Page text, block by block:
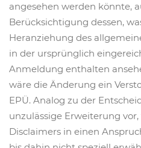
angesehen werden könnte,
Berücksichtigung dessen,
Heranziehung des
in der ursprünglich
Anmeldung enthalten
wäre die Änderung ein
EPÜ. Analog zu der
unzulässige Erweiterung
Disclaimers in einen